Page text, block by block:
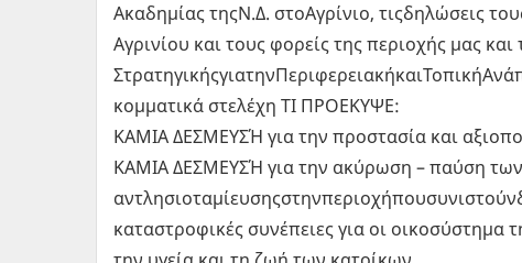
Ακαδημίας τηςΝ.Δ. στοΑγρίνιο, τιςδηλώσεις
Αγρινίου και τους φορείς της περιοχής μας
κομματικά στελέχη ΤΙ ΠΡΟΕΚΥΨΕ:
ΚΑΜΙΑ ΔΕΣΜΕΥΣΉ για την προστασία και
ΚΑΜΙΑ ΔΕΣΜΕΥΣΉ για την ακύρωση – παύση
καταστροφικές συνέπειες για οι οικοσύστημα